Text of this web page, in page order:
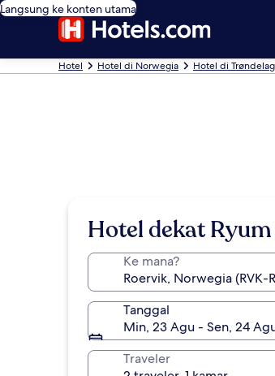
Langsung ke konten utama
Hotel Hotel di Norwegia Hotel di Trøndelag
Hotel dekat Ryum
Ke mana?
Tanggal
Min, 23 Agu - Sen, 24
Traveler